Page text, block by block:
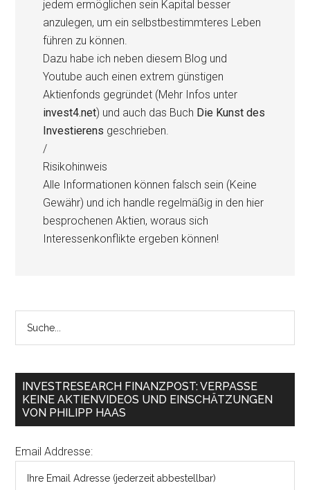
jedem ermöglichen sein Kapital besser
anzulegen, um ein selbstbestimmteres Leben
führen zu können.
Dazu habe ich neben diesem Blog und
Youtube auch einen extrem günstigen
Aktienfonds gegründet (Mehr Infos unter
invest4.net) und auch das Buch Die Kunst des
Investierens geschrieben.
/
Risikohinweis
Alle Informationen können falsch sein (Keine
Gewähr) und ich handle regelmäßig in den hier
besprochenen Aktien, woraus sich
Interessenkonflikte ergeben können!
INVESTRESEARCH FINANZPOST: VERPASSE
KEINE AKTIENVIDEOS UND EINSCHÄTZUNGEN
VON PHILIPP HAAS
Email Addresse: